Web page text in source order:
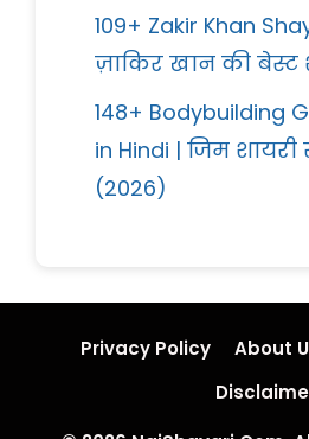
109+ Zakir Khan
ज़ाकिर खान की बेस्ट
148+ Bodybuilding
in Hindi | जिम
(2026)
Privacy Policy About